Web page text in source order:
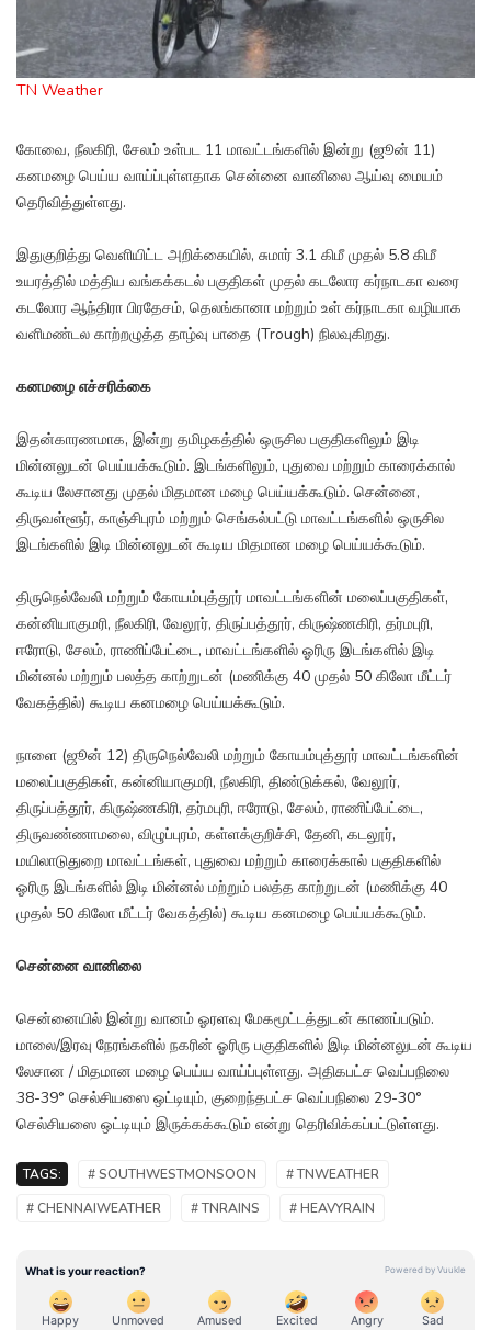
TN Weather
கோவை, நீலகிரி, சேலம் உள்பட 11 மாவட்டங்களில் இன்று (ஜூன் 11)
கனமழை பெய்ய வாய்ப்புள்ளதாக சென்னை வானிலை ஆய்வு மையம்
தெரிவித்துள்ளது.
இதுகுறித்து வெளியிட்ட அறிக்கையில், சுமார் 3.1 கிமீ முதல் 5.8 கிமீ
உயரத்தில் மத்திய வங்கக்கடல் பகுதிகள் முதல் கடலோர கர்நாடகா வரை
கடலோர ஆந்திரா பிரதேசம், தெலங்கானா மற்றும் உள் கர்நாடகா வழியாக
வளிமண்டல காற்றழுத்த தாழ்வு பாதை (Trough) நிலவுகிறது.
கனமழை எச்சரிக்கை
இதன்காரணமாக, இன்று தமிழகத்தில் ஒருசில பகுதிகளிலும் இடி
மின்னலுடன் பெய்யக்கூடும். இடங்களிலும், புதுவை மற்றும் காரைக்கால்
கூடிய லேசானது முதல் மிதமான மழை பெய்யக்கூடும். சென்னை,
திருவள்ளூர், காஞ்சிபுரம் மற்றும் செங்கல்பட்டு மாவட்டங்களில் ஒருசில
இடங்களில் இடி மின்னலுடன் கூடிய மிதமான மழை பெய்யக்கூடும்.
திருநெல்வேலி மற்றும் கோயம்புத்தூர் மாவட்டங்களின் மலைப்பகுதிகள்,
கன்னியாகுமரி, நீலகிரி, வேலூர், திருப்பத்தூர், கிருஷ்ணகிரி, தர்மபுரி,
ஈரோடு, சேலம், ராணிப்பேட்டை, மாவட்டங்களில் ஓரிரு இடங்களில் இடி
மின்னல் மற்றும் பலத்த காற்றுடன் (மணிக்கு 40 முதல் 50 கிலோ மீட்டர்
வேகத்தில்) கூடிய கனமழை பெய்யக்கூடும்.
நாளை (ஜூன் 12) திருநெல்வேலி மற்றும் கோயம்புத்தூர் மாவட்டங்களின்
மலைப்பகுதிகள், கன்னியாகுமரி, நீலகிரி, திண்டுக்கல், வேலூர்,
திருப்பத்தூர், கிருஷ்ணகிரி, தர்மபுரி, ஈரோடு, சேலம், ராணிப்பேட்டை,
திருவண்ணாமலை, விழுப்புரம், கள்ளக்குறிச்சி, தேனி, கடலூர்,
மயிலாடுதுறை மாவட்டங்கள், புதுவை மற்றும் காரைக்கால் பகுதிகளில்
ஓரிரு இடங்களில் இடி மின்னல் மற்றும் பலத்த காற்றுடன் (மணிக்கு 40
முதல் 50 கிலோ மீட்டர் வேகத்தில்) கூடிய கனமழை பெய்யக்கூடும்.
சென்னை வானிலை
சென்னையில் இன்று வானம் ஓரளவு மேகமூட்டத்துடன் காணப்படும்.
மாலை/இரவு நேரங்களில் நகரின் ஓரிரு பகுதிகளில் இடி மின்னலுடன் கூடிய
லேசான / மிதமான மழை பெய்ய வாய்ப்புள்ளது. அதிகபட்ச வெப்பநிலை
38-39° செல்சியஸை ஒட்டியும், குறைந்தபட்ச வெப்பநிலை 29-30°
செல்சியஸை ஒட்டியும் இருக்கக்கூடும் என்று தெரிவிக்கப்பட்டுள்ளது.
TAGS: # SOUTHWESTMONSOON
# TNWEATHER
# CHENNAIWEATHER
# TNRAINS # HEAVYRAIN